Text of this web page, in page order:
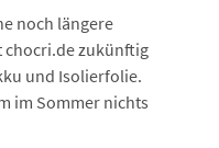
noch längere
chocri.de zukünftig
und Isolierfolie.
im Sommer nichts